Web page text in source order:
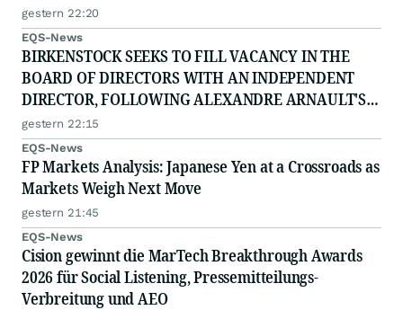
gestern 22:20
EQS-News
BIRKENSTOCK SEEKS TO FILL VACANCY IN THE
BOARD OF DIRECTORS WITH AN INDEPENDENT
DIRECTOR, FOLLOWING ALEXANDRE ARNAULT'S
RESIGNATION DUE TO PROFESSIONAL
COMMITTMENTS
gestern 22:15
EQS-News
FP Markets Analysis: Japanese Yen at a Crossroads as
Markets Weigh Next Move
gestern 21:45
EQS-News
Cision gewinnt die MarTech Breakthrough Awards
2026 für Social Listening, Pressemitteilungs-
Verbreitung und AEO